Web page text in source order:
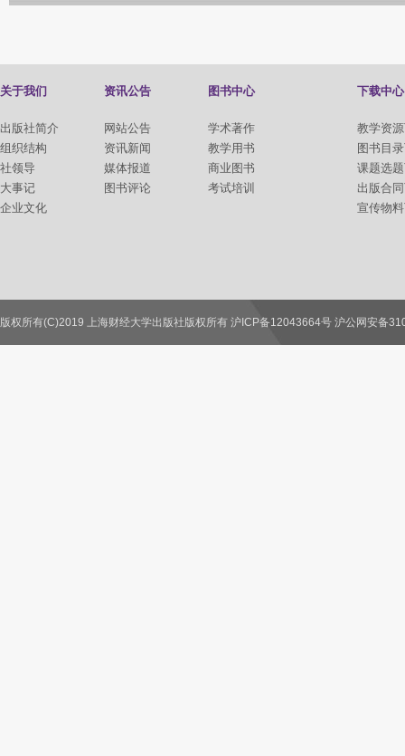
关于我们
出版社简介
组织结构
社领导
大事记
企业文化
资讯公告
网站公告
资讯新闻
媒体报道
图书评论
图书中心
学术著作
教学用书
商业图书
考试培训
下载中心
教学资
图书目
课题选
出版合
宣传物
版权所有(C)2019 上海财经大学出版社版权所有 沪ICP备12043664号 沪公网安备